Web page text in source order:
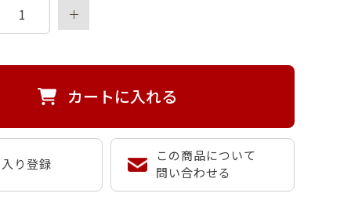
カートに入れる
り登録
この商品について
問い合わせる